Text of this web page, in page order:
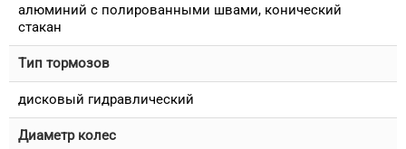
алюминий с полированными швами, конический
стакан
Тип тормозов
дисковый гидравлический
Диаметр колес